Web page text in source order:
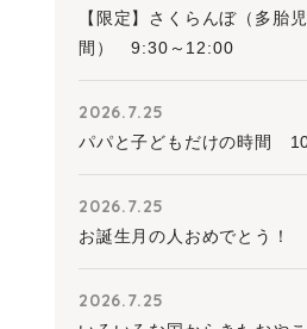
【限定】さくらんぼ（多胎
間） 9:30～12:00
2026.7.25
パパと子どもだけの時間
2026.7.25
お誕生月の人おめでとう
2026.7.25